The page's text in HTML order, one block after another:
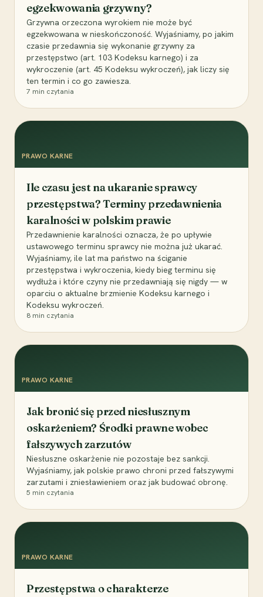
egzekwowania grzywny?
Grzywna orzeczona wyrokiem nie może być
egzekwowana w nieskończoność. Wyjaśniamy, po jakim
czasie przedawnia się wykonanie grzywny za
przestępstwo (art. 103 Kodeksu karnego) i za
wykroczenie (art. 45 Kodeksu wykroczeń), jak liczy się
ten termin i co go zawiesza.
7 min czytania
PRAWO KARNE
Ile czasu jest na ukaranie sprawcy
przestępstwa? Terminy przedawnienia
karalności w polskim prawie
Przedawnienie karalności oznacza, że po upływie
ustawowego terminu sprawcy nie można już ukarać.
Wyjaśniamy, ile lat ma państwo na ściganie
przestępstwa i wykroczenia, kiedy bieg terminu się
wydłuża i które czyny nie przedawniają się nigdy — w
oparciu o aktualne brzmienie Kodeksu karnego i
Kodeksu wykroczeń.
8 min czytania
PRAWO KARNE
Jak bronić się przed niesłusznym
oskarżeniem? Środki prawne wobec
fałszywych zarzutów
Niesłuszne oskarżenie nie pozostaje bez sankcji.
Wyjaśniamy, jak polskie prawo chroni przed fałszywymi
zarzutami i zniesławieniem oraz jak budować obronę.
5 min czytania
PRAWO KARNE
Przestępstwa o charakterze